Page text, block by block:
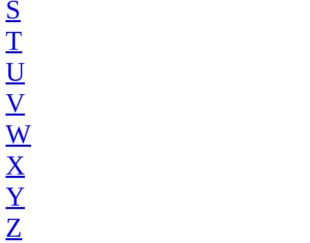
S
T
U
V
W
X
Y
Z